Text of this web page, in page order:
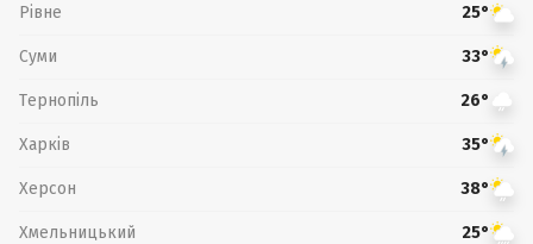
Рівне 25°
Суми 33°
Тернопіль 26°
Харків 35°
Херсон 38°
Хмельницький 25°